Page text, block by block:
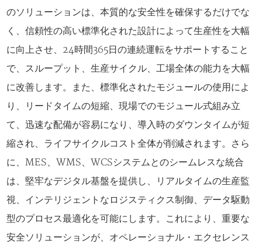
のソリューションは、本質的な安全性を確保するだけでな
く、信頼性の高い標準化された設計によって生産性を大幅
に向上させ、24時間365日の連続運転をサポートすること
で、スループット、生産サイクル、工場全体の能力を大幅
に改善します。また、標準化されたモジュールの使用によ
り、リードタイムの短縮、現場でのモジュール式組み立
て、迅速な配備が容易になり、導入時のダウンタイムが短
縮され、ライフサイクルコスト全体が削減されます。さら
に、MES、WMS、WCSシステムとのシームレスな統合
は、堅牢なデジタル基盤を提供し、リアルタイムの生産監
視、インテリジェントなロジスティクス制御、データ駆動
型のプロセス最適化を可能にします。これにより、重要な
安全ソリューションが、オペレーショナル・エクセレンス